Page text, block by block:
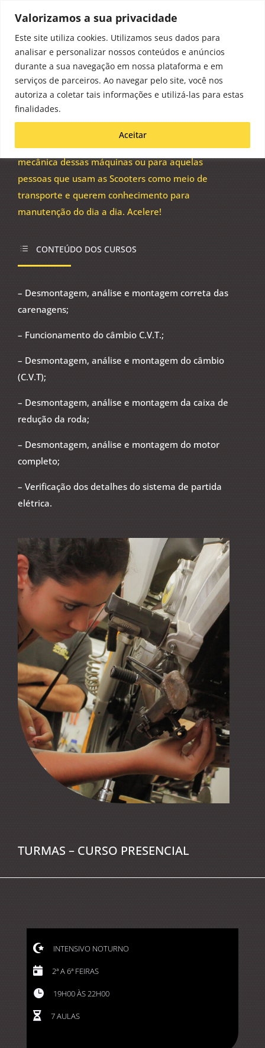
Valorizamos a sua privacidade
Este site utiliza cookies. Utilizamos seus dados para
analisar e personalizar nossos conteúdos e anúncios
durante a sua navegação em nossa plataforma e em
serviços de parceiros. Ao navegar pelo site, você nos
autoriza a coletar tais informações e utilizá-las para estas
finalidades.
Aceitar
 SCOOTER
Já percebeu o quanto esse estilo de moto tem
ganhado as ruas? Esse é um mercado crescente e
a rede de Escolas Mestre das Motos oferece
qualificação seja para quem quer trabalhar com a
mecânica dessas máquinas ou para aquelas
pessoas que usam as Scooters como meio de
transporte e querem conhecimento para
manutenção do dia a dia. Acelere!
d CONTEÚDO DOS CURSOS
– Desmontagem, análise e montagem correta das
carenagens;
– Funcionamento do câmbio C.V.T.;
– Desmontagem, análise e montagem do câmbio
(C.V.T);
– Desmontagem, análise e montagem da caixa de
redução da roda;
– Desmontagem, análise e montagem do motor
completo;
– Verificação dos detalhes do sistema de partida
elétrica.
TURMAS – CURSO PRESENCIAL
 INTENSIVO NOTURNO
 2ª A 6ª FEIRAS
 19H00 ÀS 22H00
 7 AULAS